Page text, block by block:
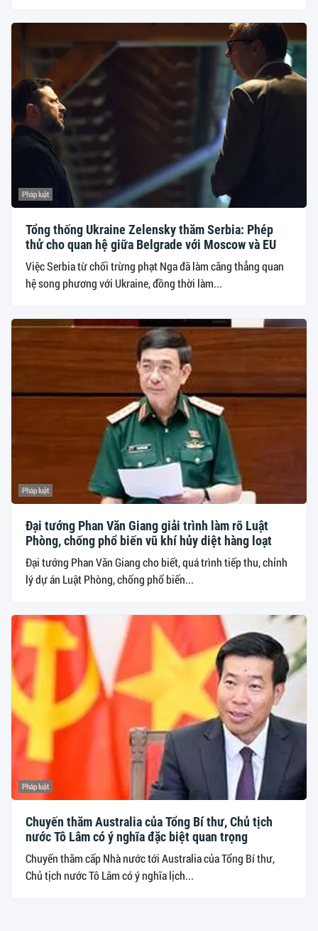
Pháp luật
Tổng thống Ukraine Zelensky thăm Serbia: Phép
thử cho quan hệ giữa Belgrade với Moscow và EU
Việc Serbia từ chối trừng phạt Nga đã làm căng thẳng quan
hệ song phương với Ukraine, đồng thời làm...
Pháp luật
Đại tướng Phan Văn Giang giải trình làm rõ Luật
Phòng, chống phổ biến vũ khí hủy diệt hàng loạt
Đại tướng Phan Văn Giang cho biết, quá trình tiếp thu, chỉnh
lý dự án Luật Phòng, chống phổ biến...
Pháp luật
Chuyến thăm Australia của Tổng Bí thư, Chủ tịch
nước Tô Lâm có ý nghĩa đặc biệt quan trọng
Chuyến thăm cấp Nhà nước tới Australia của Tổng Bí thư,
Chủ tịch nước Tô Lâm có ý nghĩa lịch...